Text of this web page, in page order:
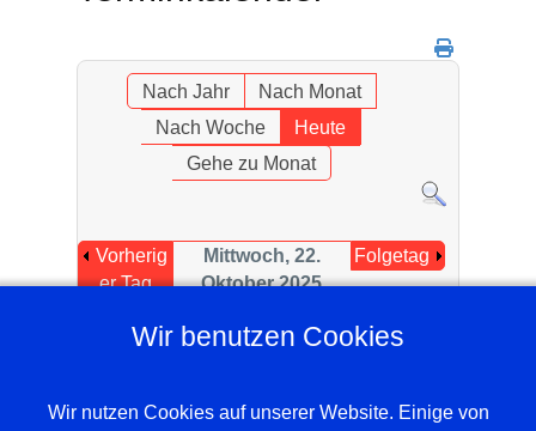
Nach Jahr
Nach Monat
Nach Woche
Heute
Gehe zu Monat
Vorherig
er Tag
Mittwoch, 22.
Oktober 2025
Folgetag
Herbstferien 2025 Nordrhein-Westfalen
Wir benutzen Cookies
Wir nutzen Cookies auf unserer Website. Einige von